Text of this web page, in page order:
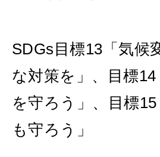
SDGs目標13「気候
な対策を」、目標
を守ろう」、目標
も守ろう」